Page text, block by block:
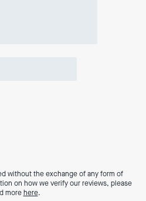
without the exchange of any form of
on how we verify our reviews, please
morehere.